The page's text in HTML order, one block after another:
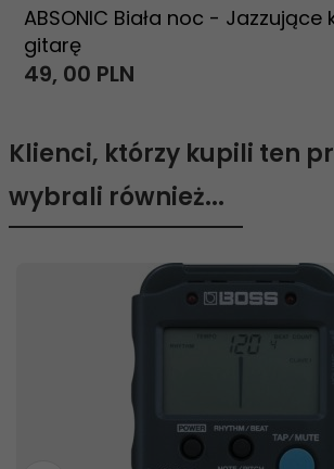
ABSONIC Biała noc - Jazzujące
gitarę
49, 00 PLN
Klienci, którzy kupili ten
wybrali również...